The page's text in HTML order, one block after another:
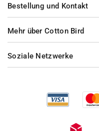
Bestellung und Kontakt
Mehr über Cotton Bird
Soziale Netzwerke